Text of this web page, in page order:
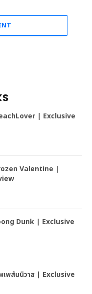
| Exclusive
Valentine |
Dunk | Exclusive
พสันนิวาส | Exclusive